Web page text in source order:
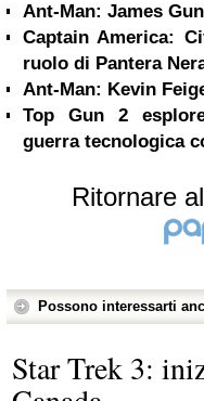
Ant-Man: James
Captain America:
ruolo di Pantera
Ant-Man: Kevin
Top Gun 2
guerra tecnologica
Ritornare
Possono interessarti
Star Trek 3: